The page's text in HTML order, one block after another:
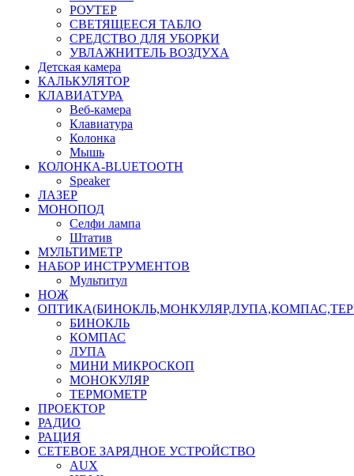
РОУТЕР
СВЕТЯЩЕЕСЯ ТАБЛО
СРЕДСТВО ДЛЯ УБОРКИ
УВЛАЖНИТЕЛЬ ВОЗДУХА
Детская камера
КАЛЬКУЛЯТОР
КЛАВИАТУРА
Веб-камера
Клавиатура
Колонка
Мышь
КОЛОНКА-BLUETOOTH
Speaker
ЛАЗЕР
МОНОПОД
Селфи лампа
Штатив
МУЛЬТИМЕТР
НАБОР ИНСТРУМЕНТОВ
Мультитул
НОЖ
БИНОКЛЬ
КОМПАС
ЛУПА
МИНИ МИКРОСКОП
МОНОКУЛЯР
ТЕРМОМЕТР
ПРОЕКТОР
РАДИО
РАЦИЯ
СЕТЕВОЕ ЗАРЯДНОЕ УСТРОЙСТВО
AUX